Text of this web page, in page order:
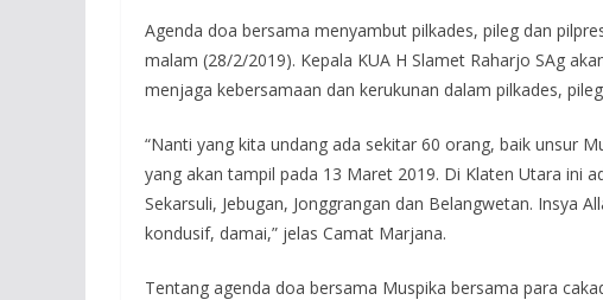
Agenda doa bersama menyambut pilkades, pileg dan
malam (28/2/2019). Kepala KUA H Slamet Raharjo SAg
menjaga kebersamaan dan kerukunan dalam pilkades,
“Nanti yang kita undang ada sekitar 60 orang, baik unsur
yang akan tampil pada 13 Maret 2019. Di Klaten Utara ini
Sekarsuli, Jebugan, Jonggrangan dan Belangwetan. Insya
kondusif, damai,” jelas Camat Marjana.
Tentang agenda doa bersama Muspika bersama para